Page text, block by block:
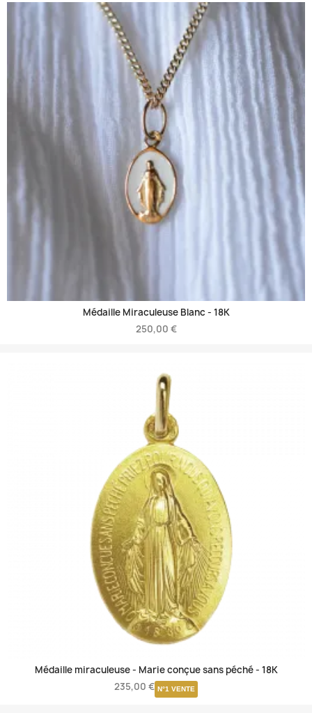
Médaille Miraculeuse Blanc - 18K
250,00 €
Médaille miraculeuse - Marie conçue sans péché - 18K
235,00 € N°1 VENTE